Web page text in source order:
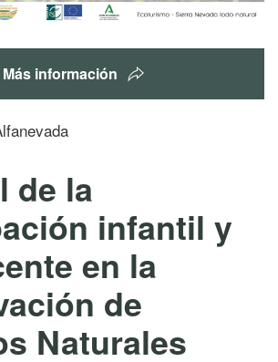
Más información
de la
infantil y
en la
de
Naturales